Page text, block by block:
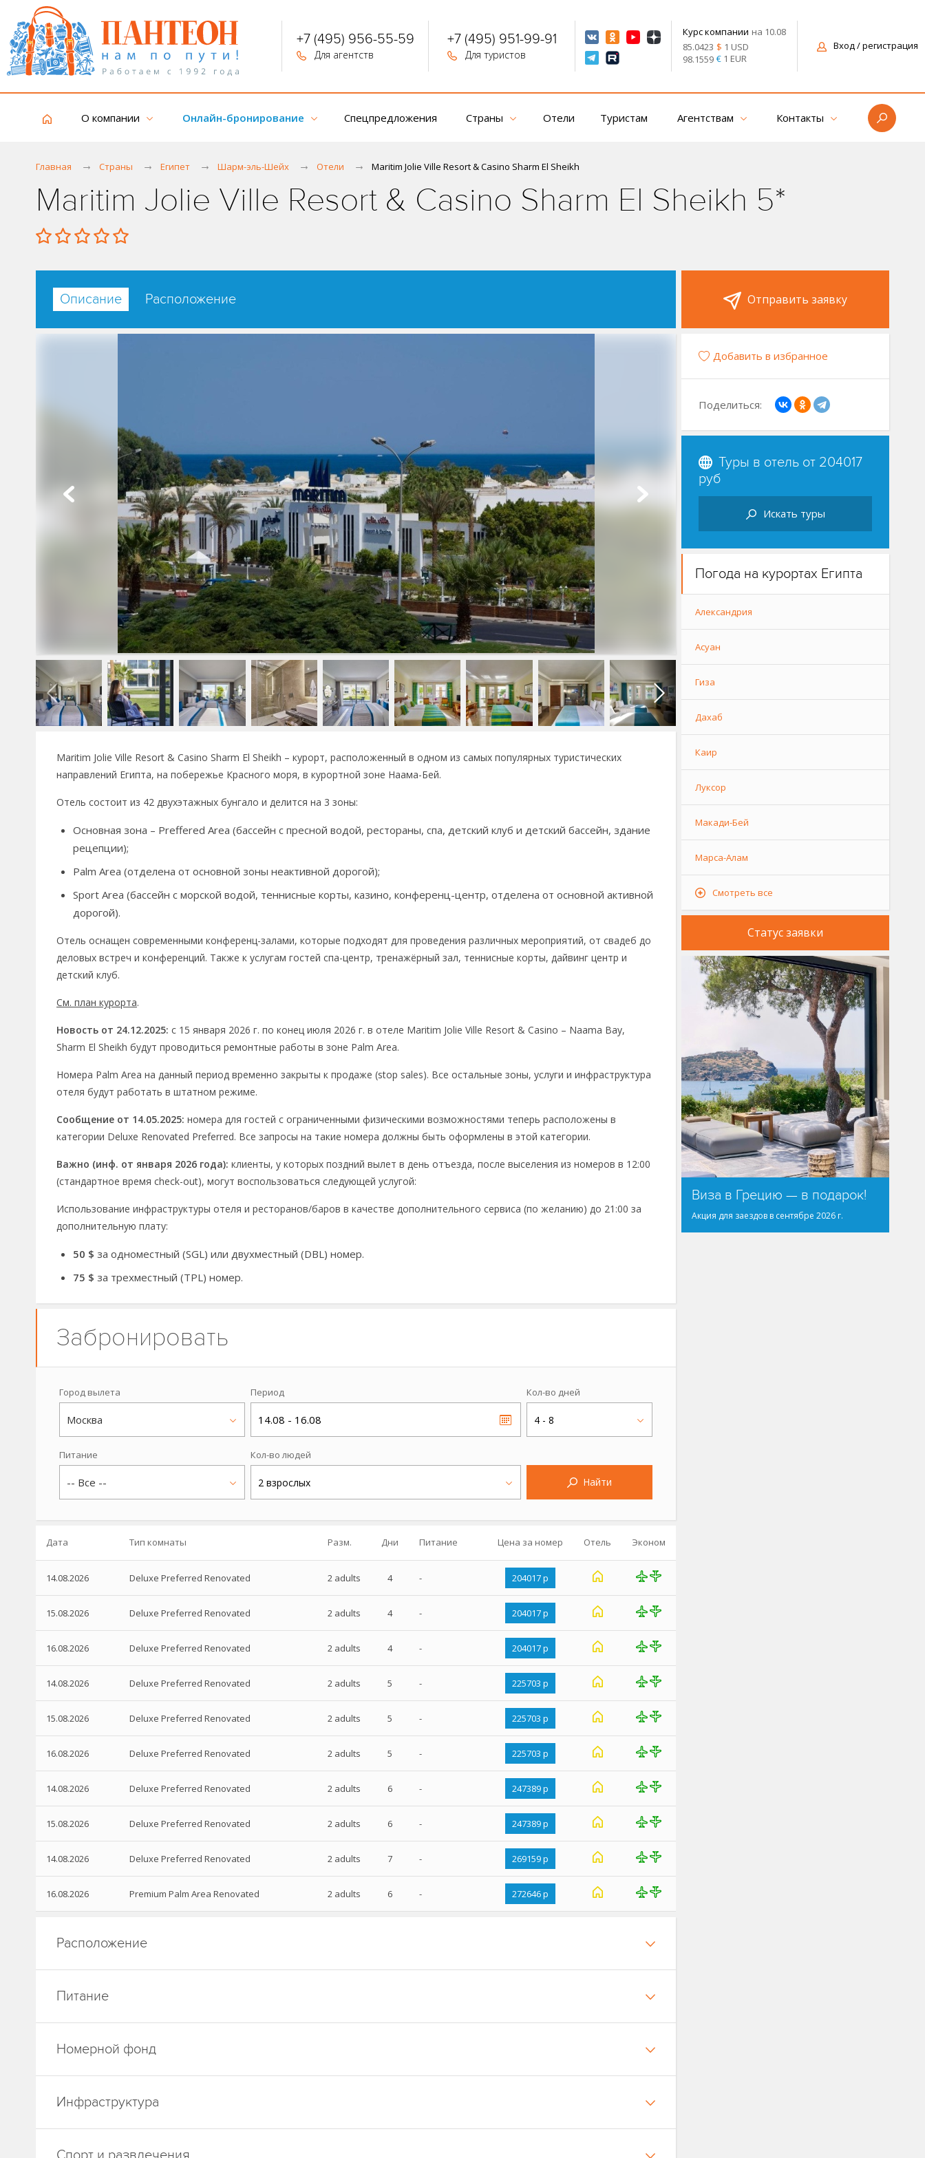
+7 (495) 956-55-59
Для агентств
+7 (495) 951-99-91
Для туристов
Курс компании на 10.08
85.0423 $ 1 USD
98.1559 €1 EUR
Вход/ регистрация
О компании Онлайн-бронирование Спецпредложения Страны Отели Туристам Агентствам Контакты
Главная Страны Египет Шарм-эль-Шейх Отели Maritim Jolie Ville Resort & Casino Sharm El Sheikh
Maritim Jolie Ville Resort & Casino Sharm El Sheikh 5*
Описание Расположение
Maritim Jolie Ville Resort & Casino Sharm El Sheikh – курорт, расположенный в одном из самых популярных туристических
направлений Египта, на побережье Красного моря, в курортной зоне Наама-Бей.
Отель состоит из 42 двухэтажных бунгало и делится на 3 зоны:
Основная зона – Preffered Area (бассейн с пресной водой, рестораны, спа, детский клуб и детский бассейн, здание
рецепции);
Palm Area (отделена от основной зоны неактивной дорогой);
Sport Area (бассейн с морской водой, теннисные корты, казино, конференц-центр, отделена от основной активной
дорогой).
Отель оснащен современными конференц-залами, которые подходят для проведения различных мероприятий, от свадеб до
деловых встреч и конференций. Также к услугам гостей спа-центр, тренажёрный зал, теннисные корты, дайвинг центр и
детский клуб.
См. план курорта.
Новость от 24.12.2025: с 15 января 2026 г. по конец июля 2026 г. в отеле Maritim Jolie Ville Resort & Casino – Naama Bay,
Sharm El Sheikh будут проводиться ремонтные работы в зоне Palm Area.
Номера Palm Area на данный период временно закрыты к продаже (stop sales). Все остальные зоны, услуги и инфраструктура
отеля будут работать в штатном режиме.
Сообщение от 14.05.2025: номера для гостей с ограниченными физическими возможностями теперь расположены в
категории Deluxe Renovated Preferred. Все запросы на такие номера должны быть оформлены в этой категории.
Важно (инф. от января 2026 года): клиенты, у которых поздний вылет в день отъезда, после выселения из номеров в 12:00
(стандартное время check-out), могут воспользоваться следующей услугой:
Использование инфраструктуры отеля и ресторанов/баров в качестве дополнительного сервиса (по желанию) до 21:00 за
дополнительную плату:
50 $ за одноместный (SGL) или двухместный (DBL) номер.
75 $ за трехместный (TPL) номер.
Забронировать
Город вылета
Москва
Период
14.08 - 16.08
Кол-во дней
4 - 8
Питание
-- Все --
Кол-во людей
2 взрослых Найти
Дата Тип комнаты Разм. Дни Питание Цена за номер Отель Эконом
14.08.2026 Deluxe Preferred Renovated 2 adults 4 - 204017 р
15.08.2026 Deluxe Preferred Renovated 2 adults 4 - 204017 р
16.08.2026 Deluxe Preferred Renovated 2 adults 4 - 204017 р
14.08.2026 Deluxe Preferred Renovated 2 adults 5 - 225703 р
15.08.2026 Deluxe Preferred Renovated 2 adults 5 - 225703 р
16.08.2026 Deluxe Preferred Renovated 2 adults 5 - 225703 р
14.08.2026 Deluxe Preferred Renovated 2 adults 6 - 247389 р
15.08.2026 Deluxe Preferred Renovated 2 adults 6 - 247389 р
14.08.2026 Deluxe Preferred Renovated 2 adults 7 - 269159 р
16.08.2026 Premium Palm Area Renovated 2 adults 6 - 272646 р
Расположение
Питание
Номерной фонд
Инфраструктура
Отправить заявку
Добавить в избранное
Поделиться:
Туры в отель от 204017
руб
Искать туры
Погода на курортах Египта
Александрия
Асуан
Гиза
Дахаб
Каир
Луксор
Макади-Бей
Марса-Алам
Смотреть все
Статус заявки
Виза в Грецию — в подарок!
Акция для заездов в сентябре 2026 г.